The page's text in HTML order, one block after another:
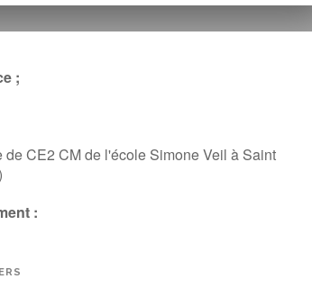
;
de CE2 CM de l'école Simone Veil à Saint
: